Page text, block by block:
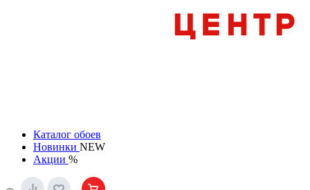
Каталог обоев
Новинки NEW
Акции %